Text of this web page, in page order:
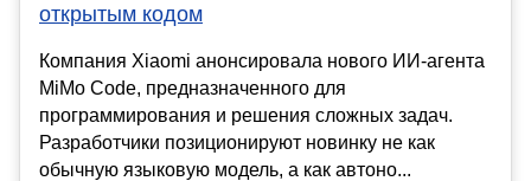
открытым кодом
Компания Xiaomi анонсировала нового ИИ-агента
MiMo Code, предназначенного для
программирования и решения сложных задач.
Разработчики позиционируют новинку не как
обычную языковую модель, а как автоно...